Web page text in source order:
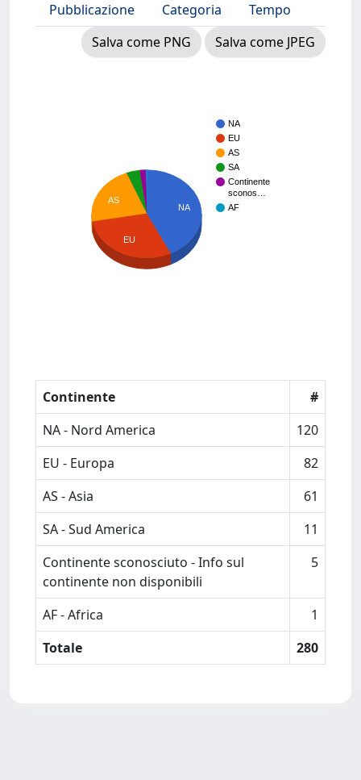
Pubblicazione
Categoria
Tempo
Salva come PNG
Salva come JPEG
NA
EU
AS
SA
Continente
sconos…
AF
NA
AS
EU
Continente
#
NA - Nord America
120
EU - Europa
82
AS - Asia
61
SA - Sud America
11
Continente sconosciuto - Info sul
continente non disponibili
5
AF - Africa
1
Totale
280